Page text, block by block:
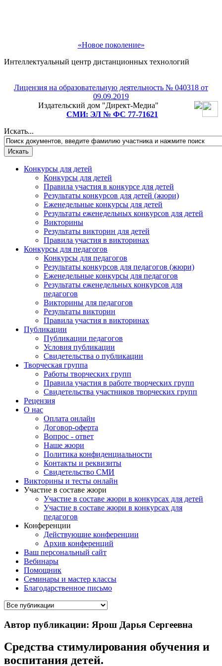
«Новое поколение»
Интеллектуальный центр дистанционных технологий
Лицензия на образовательную деятельность № 040318 от
09.09.2019
Издательский дом "Директ-Медиа"
СМИ: ЭЛ № ФС 77-71621
Искать...
Конкурсы для детей
Конкурсы для детей
Правила участия в конкурсе для детей
Результаты конкурсов для детей (жюри)
Еженедельные конкурсы для детей
Результаты еженедельных конкурсов для детей
Викторины
Результаты викторин для детей
Правила участия в викторинах
Конкурсы для педагогов
Конкурсы для педагогов
Результаты конкурсов для педагогов (жюри)
Еженедельные конкурсы для педагогов
Результаты еженедельных конкурсов для
педагогов
Викторины для педагогов
Результаты викторин
Правила участия в викторинах
Публикации
Публикации педагогов
Условия публикации
Свидетельства о публикации
Творческая группа
Работы творческих групп
Правила участия в работе творческих групп
Свидетельства участников творческих групп
Рецензия
О нас
Оплата онлайн
Договор-оферта
Вопрос - ответ
Наше жюри
Политика конфиденциальности
Контакты и реквизиты
Свидетельство СМИ
Викторины и тесты онлайн
Участие в составе жюри
Участие в составе жюри в конкурсах для детей
Участие в составе жюри в конкурсах для
педагогов
Конференции
Действующие конференции
Архив конференций
Ваш персональный сайт
Вебинары
Помощник
Семинары и мастер классы
Благодарственное письмо
Автор публикации: Ярош Дарья Сергеевна
Средства стимулирования обучения и
воспитания детей.